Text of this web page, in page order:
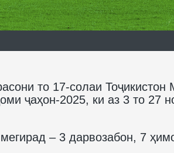
то 17-солаи Тоҷикистон
ҷаҳон-2025, ки аз 3 то 27
– 3 дарвозабон, 7